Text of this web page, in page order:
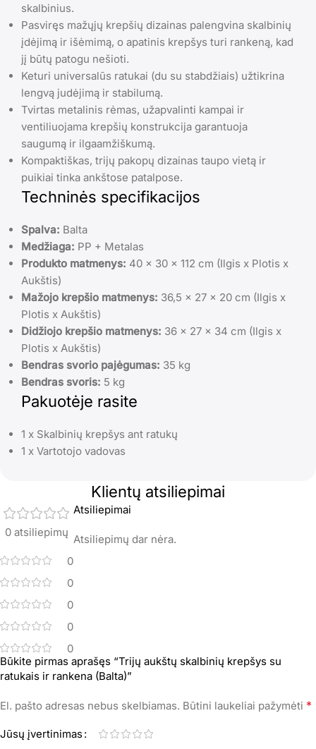
skalbinius.
Pasviręs mažųjų krepšių dizainas palengvina skalbinių
įdėjimą ir išėmimą, o apatinis krepšys turi rankeną, kad
jį būtų patogu nešioti.
Keturi universalūs ratukai (du su stabdžiais) užtikrina
lengvą judėjimą ir stabilumą.
Tvirtas metalinis rėmas, užapvalinti kampai ir
ventiliuojama krepšių konstrukcija garantuoja
saugumą ir ilgaamžiškumą.
Kompaktiškas, trijų pakopų dizainas taupo vietą ir
puikiai tinka ankštose patalpose.
Techninės specifikacijos
Spalva: Balta
Medžiaga: PP + Metalas
Produkto matmenys: 40 x 30 x 112 cm (Ilgis x Plotis x
Aukštis)
Mažojo krepšio matmenys: 36,5 x 27 x 20 cm (Ilgis x
Plotis x Aukštis)
Didžiojo krepšio matmenys: 36 x 27 x 34 cm (Ilgis x
Plotis x Aukštis)
Bendras svorio pajėgumas: 35 kg
Bendras svoris: 5 kg
Pakuotėje rasite
1 x Skalbinių krepšys ant ratukų
1 x Vartotojo vadovas
Klientų atsiliepimai
0 atsiliepimų
0
0
0
0
0
Atsiliepimai
Atsiliepimų dar nėra.
Būkite pirmas aprašęs “Trijų aukštų skalbinių krepšys su
ratukais ir rankena (Balta)”
El. pašto adresas nebus skelbiamas. Būtini laukeliai pažymėti *
Jūsų įvertinimas